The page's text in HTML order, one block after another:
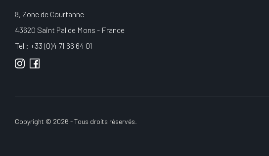
8, Zone de Courtanne
43620 Saint Pal de Mons - France
Tel : +33 (0)4 71 66 64 01
Copyright © 2026 - Tous droits réservés.